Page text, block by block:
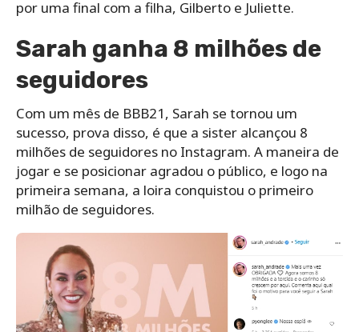
por uma final com a filha, Gilberto e Juliette.
Sarah ganha 8 milhões de
seguidores
Com um mês de BBB21, Sarah se tornou um
sucesso, prova disso, é que a sister alcançou 8
milhões de seguidores no Instagram. A maneira de
jogar e se posicionar agradou o público, e logo na
primeira semana, a loira conquistou o primeiro
milhão de seguidores.